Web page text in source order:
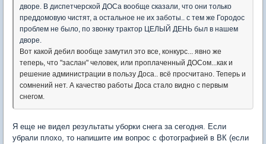
дворе. В диспетчерской ДОСа вообще сказали, что они только
преддомовую чистят, а остальное не их заботы.. с тем же Городос
проблем не было, по звонку трактор ЦЕЛЫЙ ДЕНЬ был в нашем
дворе.
Вот какой дебил вообще замутил это все, конкурс... явно же
теперь, что "заслан" человек, или проплаченный ДОСом...как и
решение администрации в пользу Доса.. всё просчитано. Теперь и
сомнений нет. А качество работы Доса стало видно с первым
снегом.
Я еще не видел результаты уборки снега за сегодня. Если
убрали плохо, то напишите им вопрос с фотографией в ВК (если